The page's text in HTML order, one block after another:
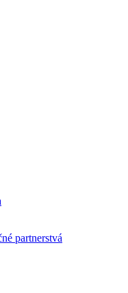
partnerstvá